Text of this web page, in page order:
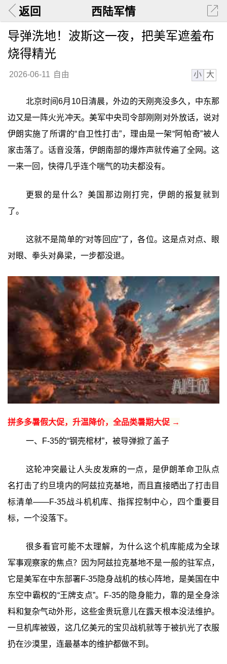
返回 西陆军情
导弹洗地！波斯这一夜，把美军遮羞布
烧得精光
2026-06-11 自由 小 大
北京时间6月10日清晨，外边的天刚亮没多久，中东那
边又是一阵火光冲天。美军中央司令部刚刚对外放话，说对
伊朗实施了所谓的“自卫性打击”，理由是一架“阿帕奇”被人
家击落了。话音没落，伊朗南部的爆炸声就传遍了全网。这
一来一回，快得几乎连个喘气的功夫都没有。
更狠的是什么？美国那边刚打完，伊朗的报复就到
了。
这就不是简单的“对等回应”了，各位。这是点对点、眼
对眼、拳头对鼻梁，一步都没退。
拼多多暑假大促，升温降价，全品类暑期大促 →
一、F-35的“钢壳棺材”，被导弹掀了盖子
这轮冲突最让人头皮发麻的一点，是伊朗革命卫队点
名打击了约旦境内的阿兹拉克基地，而且直接晒出了打击目
标清单——F-35战斗机机库、指挥控制中心，四个重要目
标，一个没落下。
很多看官可能不太理解，为什么这个机库能成为全球
军事观察家的焦点？因为阿兹拉克基地不是一般的驻军点，
它是美军在中东部署F-35隐身战机的核心阵地，是美国在中
东空中霸权的“王牌支点”。F-35的隐身能力，靠的是全身涂
料和复杂气动外形，这些金贵玩意儿在露天根本没法维护。
一旦机库被毁，这几亿美元的宝贝战机就等于被扒光了衣服
扔在沙漠里，连最基本的维护都做不到。